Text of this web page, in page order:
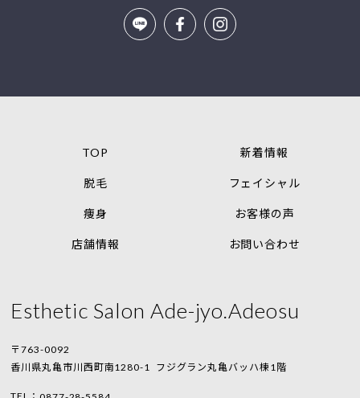
TOP 新着情報
脱毛 フェイシャル
痩身 お客様の声
店舗情報 お問い合わせ
Esthetic Salon Ade-jyo.Adeosu
〒763-0092
香川県丸亀市川西町南1280-1 フジグラン丸亀バッハ棟1階